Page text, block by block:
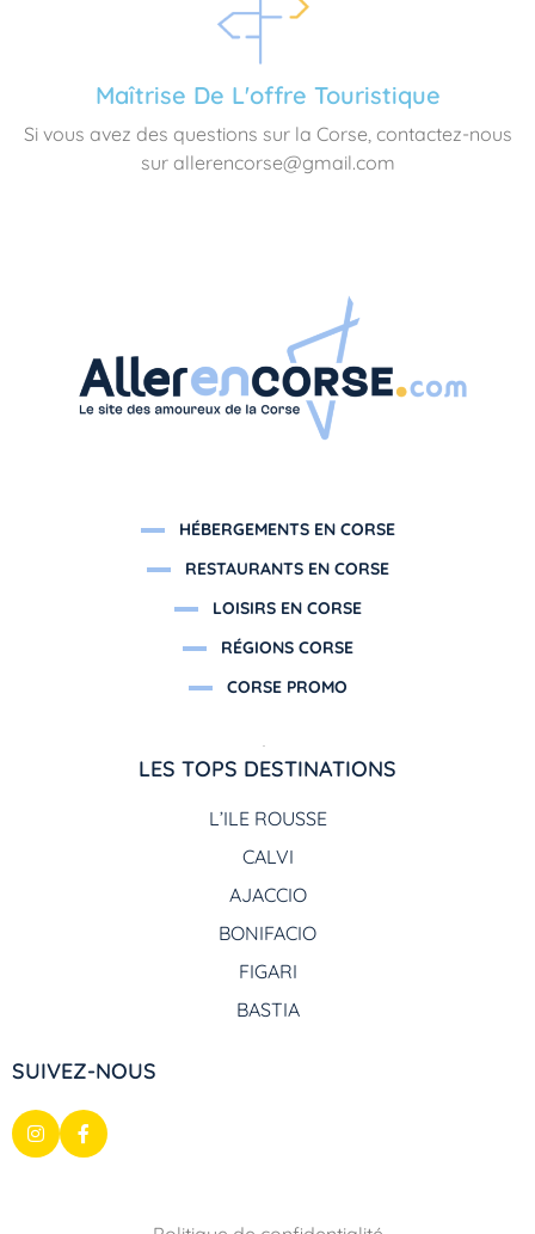
Maîtrise De L'offre Touristique
Si vous avez des questions sur la Corse, contactez-nous
sur allerencorse@gmail.com
HÉBERGEMENTS EN CORSE
RESTAURANTS EN CORSE
LOISIRS EN CORSE
RÉGIONS CORSE
CORSE PROMO
LES TOPS DESTINATIONS
L’ILE ROUSSE
CALVI
AJACCIO
BONIFACIO
FIGARI
BASTIA
SUIVEZ-NOUS